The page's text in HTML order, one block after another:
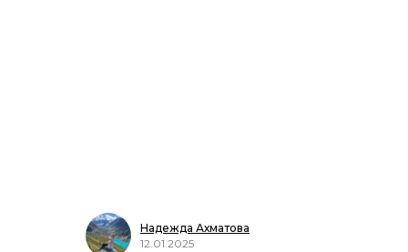
Надежда Ахматова
12.01.2025